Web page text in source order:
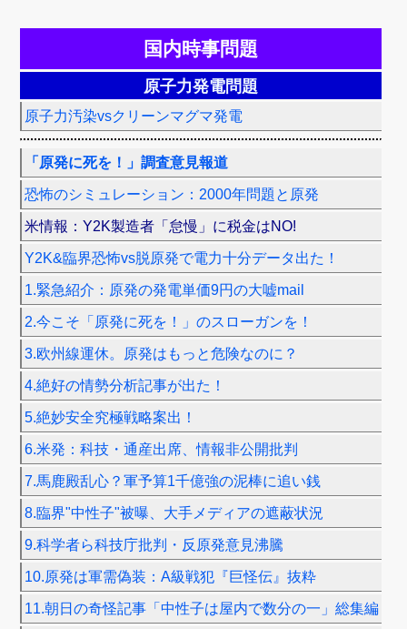
国内時事問題
原子力発電問題
原子力汚染vsクリーンマグマ発電
「原発に死を！」調査意見報道
恐怖のシミュレーション：2000年問題と原発
米情報：Y2K製造者「怠慢」に税金はNO!
Y2K&臨界恐怖vs脱原発で電力十分データ出た！
1.緊急紹介：原発の発電単価9円の大嘘mail
2.今こそ「原発に死を！」のスローガンを！
3.欧州線運休。原発はもっと危険なのに？
4.絶好の情勢分析記事が出た！
5.絶妙安全究極戦略案出！
6.米発：科技・通産出席、情報非公開批判
7.馬鹿殿乱心？軍予算1千億強の泥棒に追い銭
8.臨界"中性子"被曝、大手メディアの遮蔽状況
9.科学者ら科技庁批判・反原発意見沸騰
10.原発は軍需偽装：A級戦犯『巨怪伝』抜粋
11.朝日の奇怪記事「中性子は屋内で数分の一」総集編